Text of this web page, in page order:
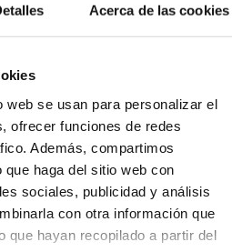
Acerca de las cookies
web se usan para personalizar el
ofrecer funciones de redes
Además, compartimos
haga del sitio web con
sociales, publicidad y análisis
con otra información que
que hayan recopilado a partir del